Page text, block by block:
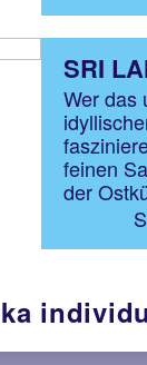
SRI
Wer das
feinen
der